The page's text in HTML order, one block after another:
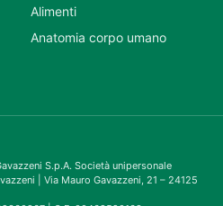
Alimenti
Anatomia corpo umano
S.p.A. Società unipersonale
| Via Mauro Gavazzeni, 21 – 24125